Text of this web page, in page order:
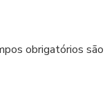
obrigatórios